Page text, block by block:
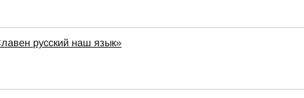
русский наш язык»